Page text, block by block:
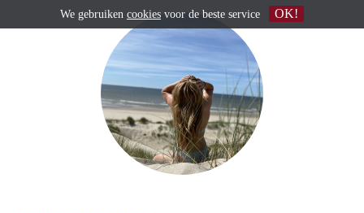
We gebruiken cookies voor de beste service OK!